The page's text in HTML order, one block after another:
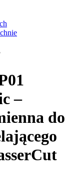
–
do